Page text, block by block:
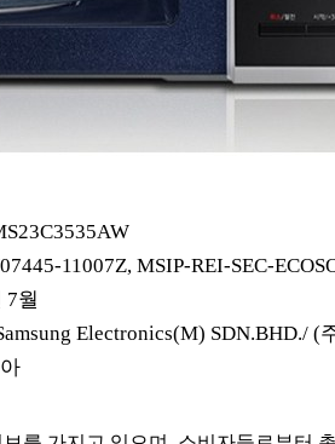
11007Z, MSIP-REI-SEC-
7월
Electronics(M) SDN.BHD./ (